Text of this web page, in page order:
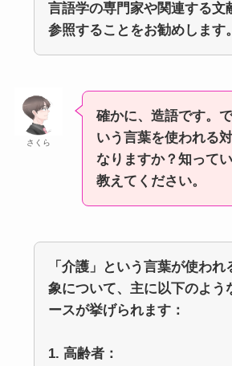
言語学の専門家や関連する文
参照することをお勧めします。
さくら
確かに、造語です。
いう言葉を使われる
なりますか？知って
教えてください。
「介護」という言葉が使われ
象について、主に以下のよう
ースが挙げられます：
1. 高齢者：